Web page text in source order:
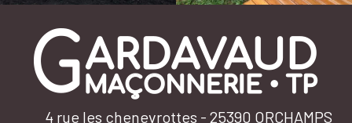
4 rue les chenevrottes - 25390 ORCHAMPS